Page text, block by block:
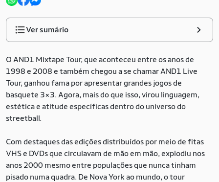
Ver sumário
O AND1 Mixtape Tour, que aconteceu entre os anos de
1998 e 2008 e também chegou a se chamar AND1 Live
Tour, ganhou fama por apresentar grandes jogos de
basquete 3×3. Agora, mais do que isso, virou linguagem,
estética e atitude específicas dentro do universo do
streetball.
Com destaques das edições distribuídos por meio de fitas
VHS e DVDs que circulavam de mão em mão, explodiu nos
anos 2000 mesmo entre populações que nunca tinham
pisado numa quadra. De Nova York ao mundo, o tour